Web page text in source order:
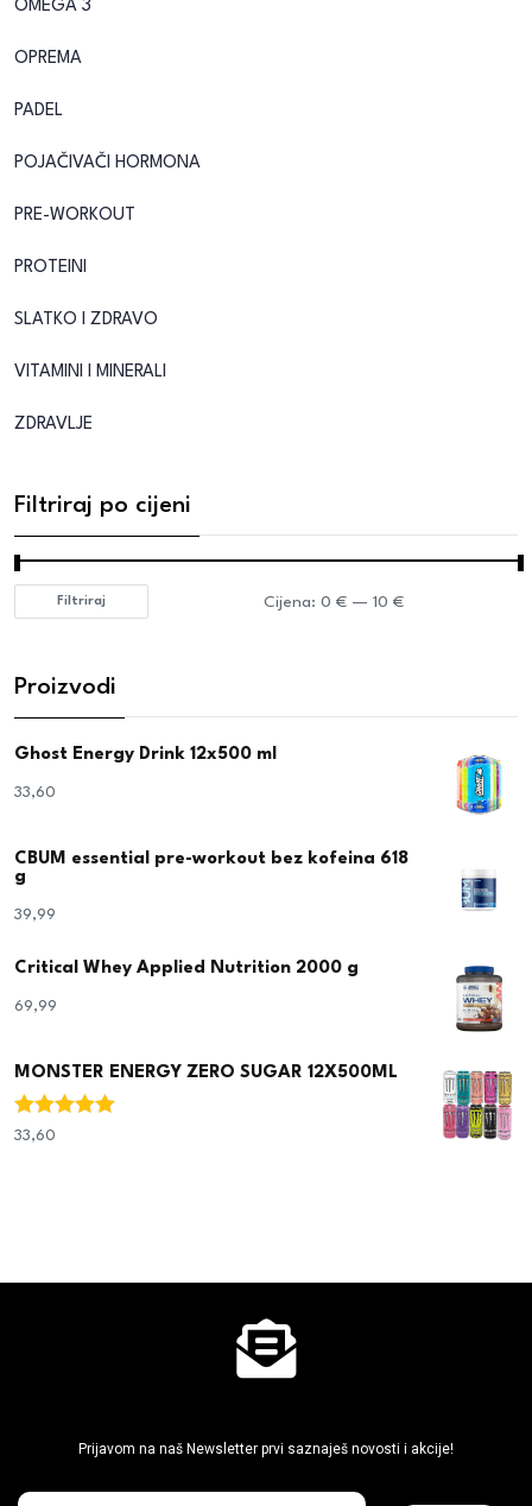
OMEGA 3
OPREMA
PADEL
POJAČIVAČI HORMONA
PRE-WORKOUT
PROTEINI
SLATKO I ZDRAVO
VITAMINI I MINERALI
ZDRAVLJE
Filtriraj po cijeni
Filtriraj Cijena: 0 €— 10 €
Proizvodi
Ghost Energy Drink 12x500 ml
33,60
CBUM essential pre-workout bez kofeina 618
g
39,99
Critical Whey Applied Nutrition 2000 g
69,99
MONSTER ENERGY ZERO SUGAR 12X500ML
Ocjenjeno
33,60
Prijavom na naš Newsletter prvi saznaješ novosti i akcije!